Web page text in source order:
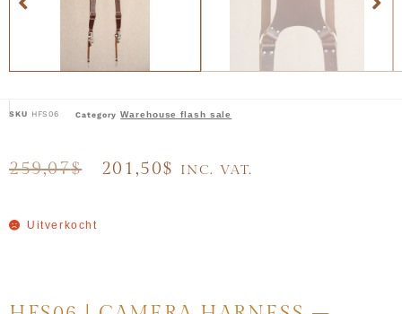
SKU HFS06 Category Warehouse flash sale
259,07$ 201,50$ INC. VAT.
Uitverkocht